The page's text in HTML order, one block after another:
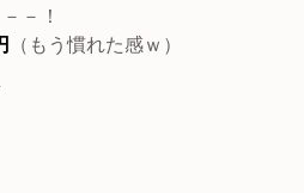
－！
（もう慣れた感ｗ）